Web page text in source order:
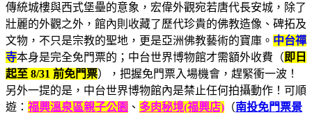
傳統城樓與西式堡壘的意象，宏偉外觀宛若唐代長安城，除了
壯麗的外觀之外，館內則收藏了歷代珍貴的佛教造像、碑拓及
文物，不只是宗教的聖地，更是亞洲佛教藝術的寶庫。 中台禪
寺本身是完全免門票的；中台世界博物館才需額外收費（ 即日
起至 8/31 前免門票），把握免門票入場機會，趕緊衝一波！
另外一提的是，中台世界博物館內是禁止任何拍攝動作！可順
遊： 福興溫泉區親子公園 、 多肉秘境(福興店) （南投免門票景